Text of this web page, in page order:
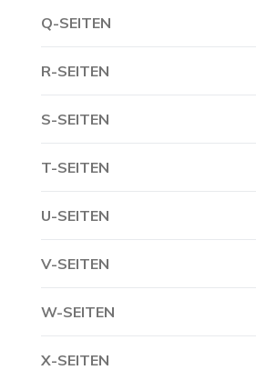
Q-SEITEN
R-SEITEN
S-SEITEN
T-SEITEN
U-SEITEN
V-SEITEN
W-SEITEN
X-SEITEN